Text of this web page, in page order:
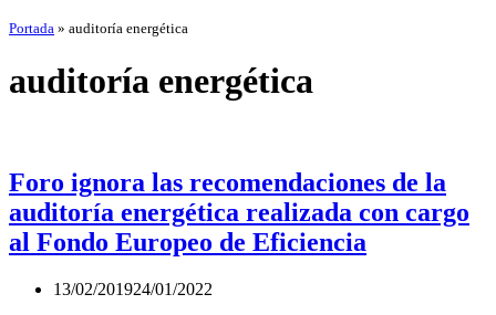
Portada » auditoría energética
auditoría energética
Foro ignora las recomendaciones de la
auditoría energética realizada con cargo
al Fondo Europeo de Eficiencia
13/02/201924/01/2022